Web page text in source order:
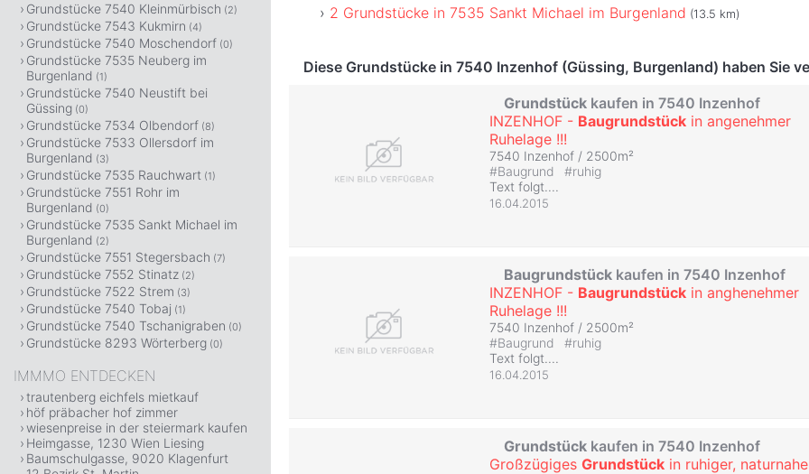
2 Grundstücke in 7535 Sankt Michael im Burgenland (13.5 km)
Diese Grundstücke in 7540 Inzenhof (Güssing, Burgenland) haben Sie
Grundstück kaufen in 7540 Inzenhof
INZENHOF - Baugrundstück in angenehmer
Ruhelage !!!
7540 Inzenhof / 2500m²
#Baugrund #ruhig
Text folgt....
16.04.2015
Baugrundstück kaufen in 7540 Inzenhof
INZENHOF - Baugrundstück in anghenehmer
Ruhelage !!!
7540 Inzenhof / 2500m²
#Baugrund #ruhig
Text folgt....
16.04.2015
Grundstück kaufen in 7540 Inzenhof
Großzügiges Grundstück in ruhiger,
Grundstücke 7540 Kleinmürbisch (2)
Grundstücke 7543 Kukmirn (4)
Grundstücke 7540 Moschendorf (0)
Grundstücke 7535 Neuberg im
Burgenland (1)
Grundstücke 7540 Neustift bei
Güssing (0)
Grundstücke 7534 Olbendorf (8)
Grundstücke 7533 Ollersdorf im
Burgenland (3)
Grundstücke 7535 Rauchwart (1)
Grundstücke 7551 Rohr im
Burgenland (0)
Grundstücke 7535 Sankt Michael im
Burgenland (2)
Grundstücke 7551 Stegersbach (7)
Grundstücke 7552 Stinatz (2)
Grundstücke 7522 Strem (3)
Grundstücke 7540 Tobaj (1)
Grundstücke 7540 Tschanigraben (0)
Grundstücke 8293 Wörterberg (0)
IMMMO ENTDECKEN
trautenberg eichfels mietkauf
höf präbacher hof zimmer
wiesenpreise in der steiermark kaufen
Heimgasse, 1230 Wien Liesing
Baumschulgasse, 9020 Klagenfurt